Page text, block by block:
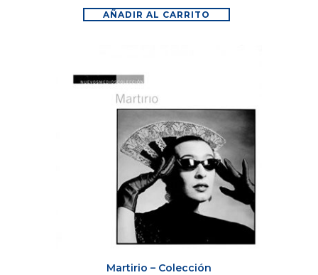
AÑADIR AL CARRITO
Martirio – Colección